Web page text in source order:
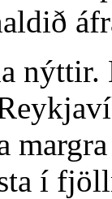
nýttir.
í